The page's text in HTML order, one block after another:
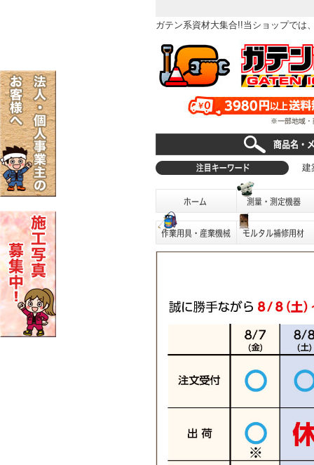
ガテン系資材大集合!!当ショップでは
建